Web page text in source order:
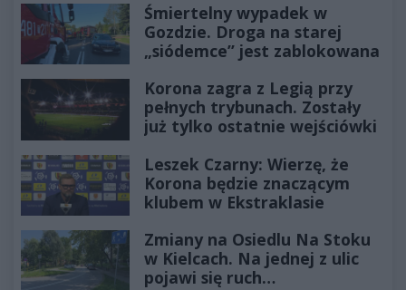
Śmiertelny wypadek w
Gozdzie. Droga na starej
„siódemce” jest zablokowana
Korona zagra z Legią przy
pełnych trybunach. Zostały
już tylko ostatnie wejściówki
Leszek Czarny: Wierzę, że
Korona będzie znaczącym
klubem w Ekstraklasie
Zmiany na Osiedlu Na Stoku
w Kielcach. Na jednej z ulic
pojawi się ruch